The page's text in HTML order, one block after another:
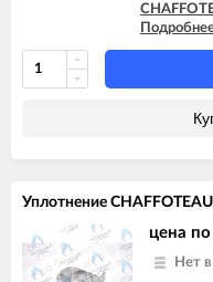
Уплотнение
цена
Нет